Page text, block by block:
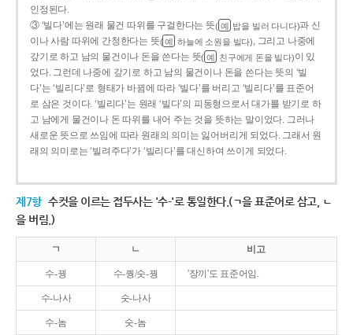
인정된다.
③ ‘빌다’에는 원래 물건 따위를 구걸한다는 뜻( 예 밥을 빌러 다니다)과 신
이나 사람 따위에 간청한다는 뜻( 예 하늘에 소원을 빌다), 그리고 나중에
갚기로 하고 남의 물건이나 돈을 쓴다는 뜻( 예 친구에게 돈을 빌다)이 있
었다. 그런데 나중에 갚기로 하고 남의 물건이나 돈을 쓴다는 뜻의 ‘빌
다’는 ‘빌리다’로 형태가 바뀜에 따라 ‘빌다’를 버리고 ‘빌리다’를 표준어
로 삼은 것이다. ‘빌리다’는 원래 ‘빌다’의 피동형으로서 대가를 받기로 하
고 남에게 물건이나 돈 따위를 내어 주는 것을 뜻하는 말이었다. 그러나
새로운 뜻으로 쓰임에 따라 원래의 의미는 잃어버리게 되었다. 그래서 원
래의 의미로는 ‘빌려주다’가 ‘빌리다’를 대신하여 쓰이게 되었다.
제7항 수컷을 이르는 접두사는 '수-'로 통일한다.(ㄱ을 표준어로 삼고, ㄴ
을 버림.)
ㄱ ㄴ 비고
수-꿩 수-퀑/숫-꿩 '장끼'도 표준어임.
수-나사 숫-나사
수-놈 숫-놈